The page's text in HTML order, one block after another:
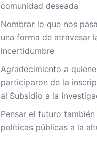
comunidad deseada
Nombrar lo que nos
una forma de atravesar
incertidumbre
Agradecimiento a
participaron de la
al Subsidio a la
Pensar el futuro
políticas públicas a la